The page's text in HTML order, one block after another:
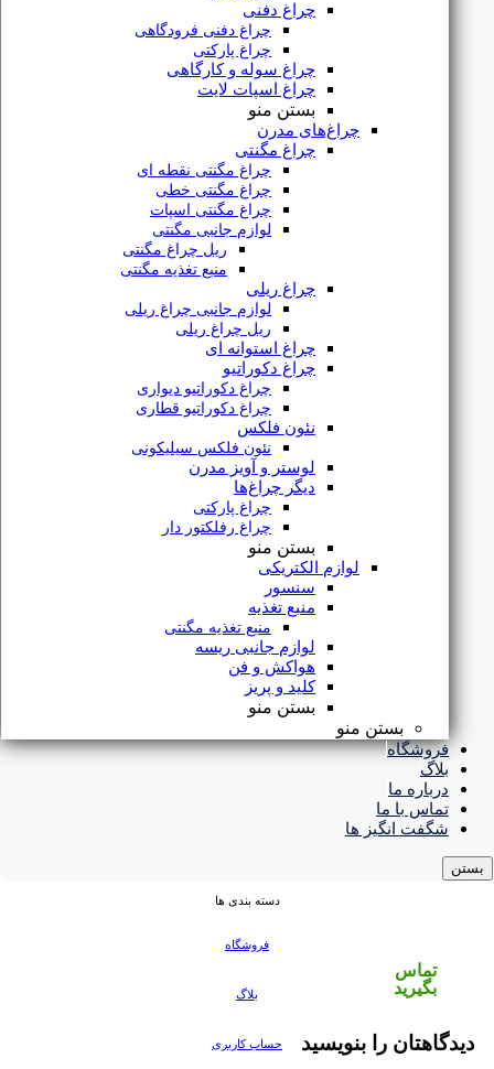
تماس
بگیرید
دیدگاهتان را بنویسید
چراغ دفنی
چراغ دفنی فرودگاهی
چراغ پارکتی
چراغ سوله و کارگاهی
چراغ اسپات لایت
بستن منو
چراغ‌های مدرن
چراغ مگنتی
چراغ مگنتی نقطه ای
چراغ مگنتی خطی
چراغ مگنتی اسپات
لوازم جانبی مگنتی
ریل چراغ مگنتی
منبع تغذیه مگنتی
چراغ ریلی
لوازم جانبی چراغ ریلی
ریل چراغ ریلی
چراغ استوانه ای
چراغ دکوراتیو
چراغ دکوراتیو دیواری
چراغ دکوراتیو قطاری
نئون فلکس
نئون فلکس سیلیکونی
لوستر و آویز مدرن
دیگر چراغ‌ها
چراغ پارکتی
چراغ رفلکتور دار
بستن منو
لوازم الکتریکی
سنسور
منبع تغذیه
منبع تغذیه مگنتی
لوازم جانبی ریسه
هواکش و فن
کلید و پریز
بستن منو
بستن منو
فروشگاه
بلاگ
درباره ما
تماس با ما
شگفت انگیز ها
بستن
دسته بندی ها
فروشگاه
بلاگ
حساب کاربری